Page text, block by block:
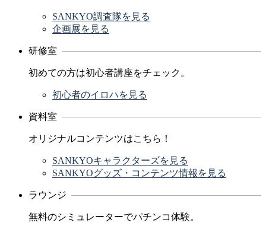
SANKYO調査隊を見る
企画展を見る
研修室
初めての方は初心者講座をチェック。
初心者のイロハを見る
資料室
オリジナルコンテンツはこちら！
SANKYOキャラクターズを見る
SANKYOグッズ・コンテンツ情報を見る
ラウンジ
無料のシミュレーターでパチンコ体験。